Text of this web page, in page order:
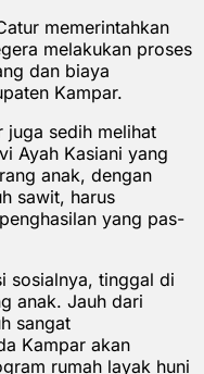
memerintahkan
melakukan proses
dan biaya
Kampar.
juga sedih melihat
Ayah Kasiani yang
anak, dengan
sawit, harus
yang pas-
sosialnya, tinggal di
anak. Jauh dari
sangat
Kampar akan
rumah layak huni